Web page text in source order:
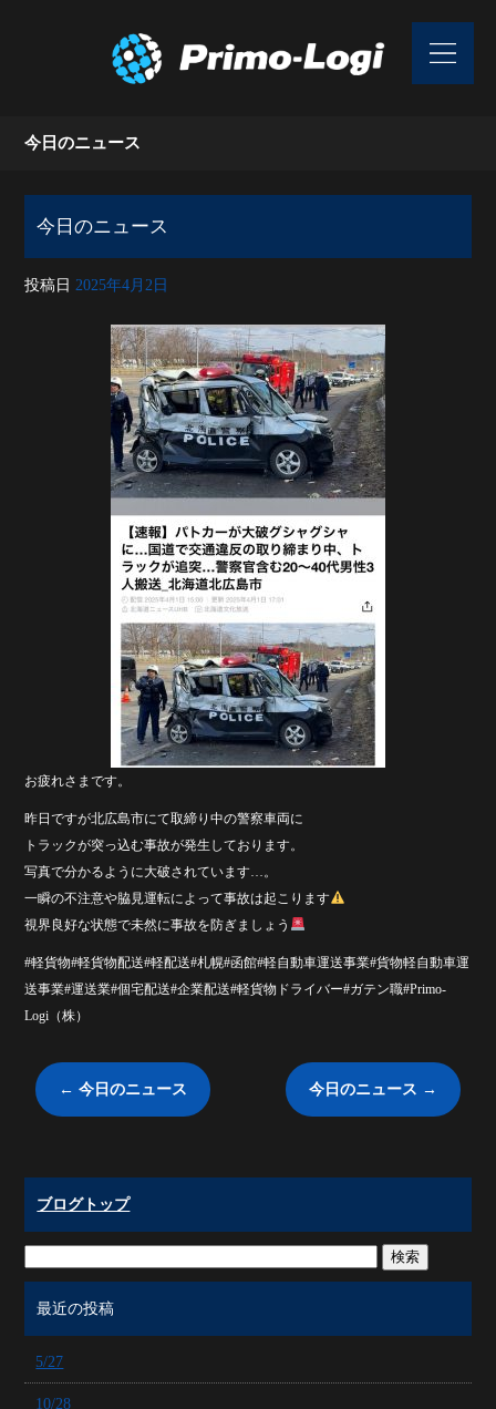
今日のニュース
今日のニュース
投稿日 2025年4月2日
お疲れさまです。
昨日ですが北広島市にて取締り中の警察車両に
トラックが突っ込む事故が発生しております。
写真で分かるように大破されています…。
一瞬の不注意や脇見運転によって事故は起こります
視界良好な状態で未然に事故を防ぎましょう
#軽貨物#軽貨物配送#軽配送#札幌#函館#軽自動車運送事業#貨物軽自動車運
送事業#運送業#個宅配送#企業配送#軽貨物ドライバー#ガテン職#Primo-
Logi（株）
← 今日のニュース 今日のニュース →
ブログトップ
最近の投稿
5/27
10/28